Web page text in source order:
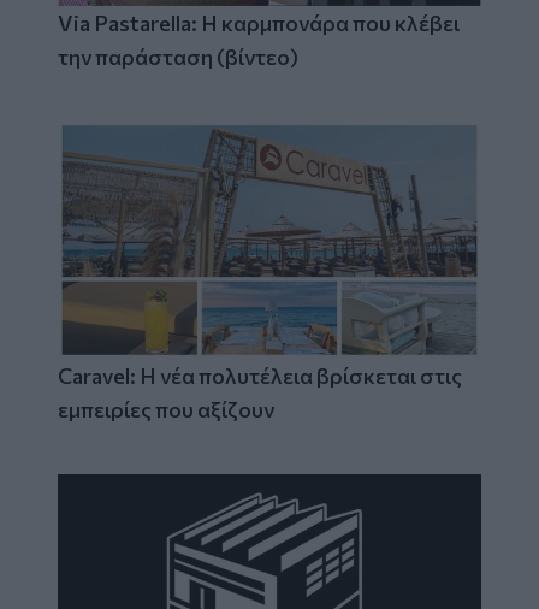
Via Pastarella: Η καρμπονάρα που κλέβει
την παράσταση (βίντεο)
Caravel: Η νέα πολυτέλεια βρίσκεται στις
εμπειρίες που αξίζουν